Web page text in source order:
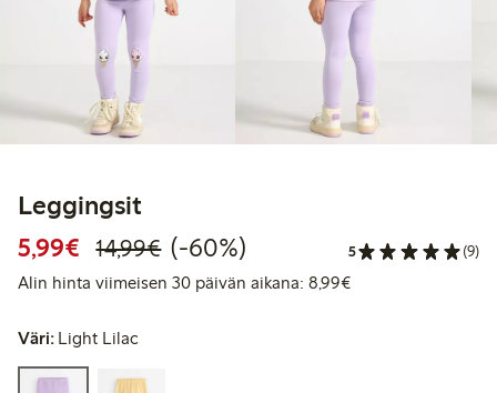
Leggingsit
5,99€ Alennettu hinta: 5,99 €
14,99€Normaalihinta: 14,99 €
60% alennus
(-60%) 5 (9)
Alin hinta viimeisen 30 päivän aikana: 8,99€Alin hinta
Väri: Light Lilac